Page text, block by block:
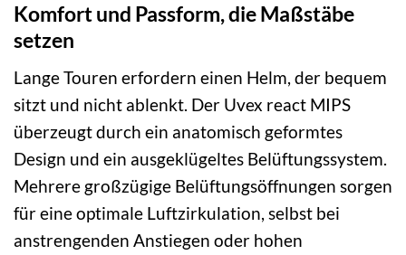
Komfort und Passform, die Maßstäbe
setzen
Lange Touren erfordern einen Helm, der bequem
sitzt und nicht ablenkt. Der Uvex react MIPS
überzeugt durch ein anatomisch geformtes
Design und ein ausgeklügeltes Belüftungssystem.
Mehrere großzügige Belüftungsöffnungen sorgen
für eine optimale Luftzirkulation, selbst bei
anstrengenden Anstiegen oder hohen